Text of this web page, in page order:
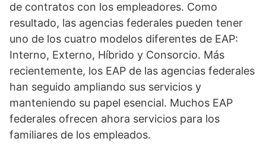
de contratos con los empleadores. Como
resultado, las agencias federales pueden tener
uno de los cuatro modelos diferentes de EAP:
Interno, Externo, Híbrido y Consorcio. Más
recientemente, los EAP de las agencias federales
han seguido ampliando sus servicios y
manteniendo su papel esencial. Muchos EAP
federales ofrecen ahora servicios para los
familiares de los empleados.